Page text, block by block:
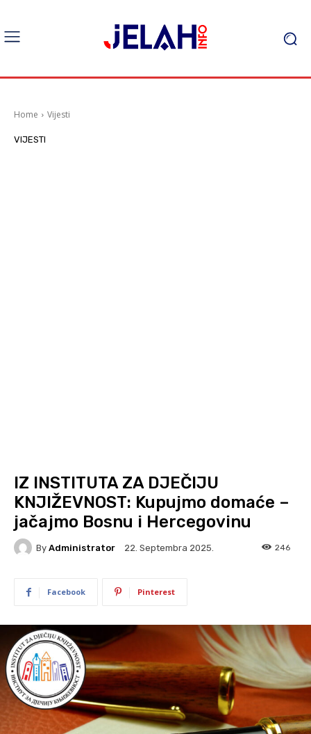
Home Vijesti
VIJESTI
IZ INSTITUTA ZA DJEČIJU
KNJIŽEVNOST: Kupujmo domaće –
jačajmo Bosnu i Hercegovinu
By Administrator 22. Septembra 2025. 246
Facebook Pinterest